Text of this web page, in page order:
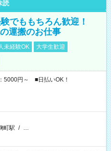
読
でももちろん歓迎！
運搬のお仕事
未経験OK
大学生歓迎
5000円～ ■日払いOK！
町駅 / …